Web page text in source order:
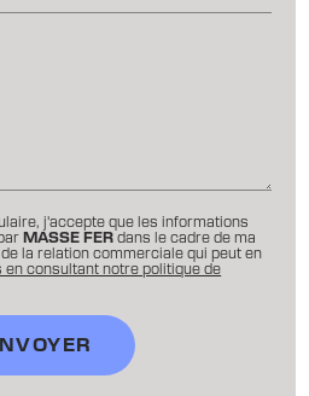
j'accepte que les informations
MASSE FER dans le cadre de ma
la relation commerciale qui peut en
en consultant notre politique de